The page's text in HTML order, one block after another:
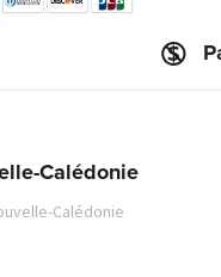
Calédonie
Calédonie